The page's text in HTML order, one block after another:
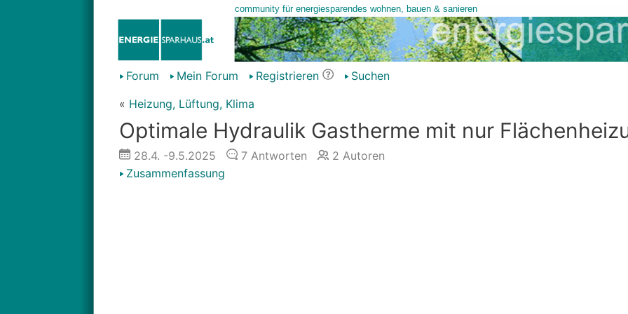
Forum Mein Forum Registrieren
Suchen
« Heizung, Lüftung, Klima
Optimale Hydraulik Gastherme mit nur
28.4. -9.5.2025 7Antworten 2 Autoren
Zusammenfassung